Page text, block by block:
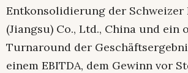
Entkonsolidierung der Schweizer
(Jiangsu) Co., Ltd., China und ein
Turnaround der
einem EBITDA, dem Gewinn vor